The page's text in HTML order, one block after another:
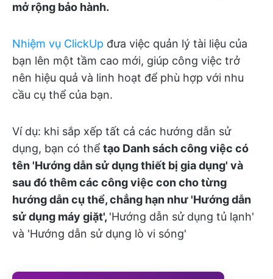
mở rộng bảo hành.
Nhiệm vụ ClickUp đưa việc quản lý tài liệu của
bạn lên một tầm cao mới, giúp công việc trở
nên hiệu quả và linh hoạt để phù hợp với nhu
cầu cụ thể của bạn.
Ví dụ: khi sắp xếp tất cả các hướng dẫn sử
dụng, bạn có thể tạo Danh sách công việc có
tên 'Hướng dẫn sử dụng thiết bị gia dụng' và
sau đó thêm các công việc con cho từng
hướng dẫn cụ thể, chẳng hạn như 'Hướng dẫn
sử dụng máy giặt', 'Hướng dẫn sử dụng tủ lạnh'
và 'Hướng dẫn sử dụng lò vi sóng'